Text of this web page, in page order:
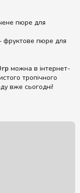
пюре для
пюре для
можна в інтернет-
тропічного
вже сьогодні!